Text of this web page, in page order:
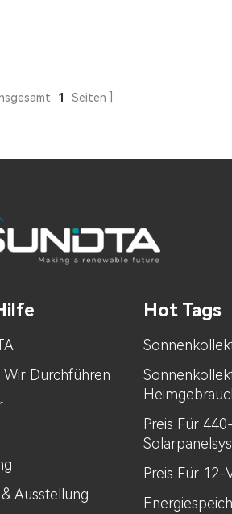
1 Seiten
Wir Durchführen
Ausstellung
Hot Tags
Preis Für
Preis Für